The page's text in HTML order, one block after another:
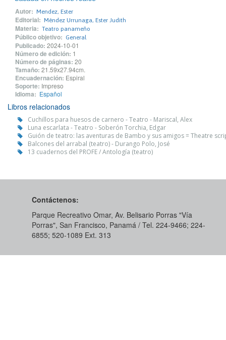
Autor: Mendez, Ester
Editorial: Méndez Urrunaga, Ester Judith
Materia: Teatro panameño
Público objetivo: General
Publicado: 2024-10-01
Número de edición: 1
Número de páginas: 20
Tamaño: 21.59x27.94cm.
Encuadernación: Espiral
Soporte: Impreso
Idioma: Español
Libros relacionados
Cuchillos para huesos de carnero - Teatro - Mariscal, Alex
Luna escarlata - Teatro - Soberón Torchia, Edgar
Guión de teatro: las aventuras de Bambo y sus amigos = Theatre
Balcones del arrabal (teatro) - Durango Polo, José
13 cuadernos del PROFE / Antología (teatro)
Contáctenos:
Parque Recreativo Omar, Av. Belisario Porras "Vía
Porras", San Francisco, Panamá / Tel. 224-9466; 224-
6855; 520-1089​ Ext. 313